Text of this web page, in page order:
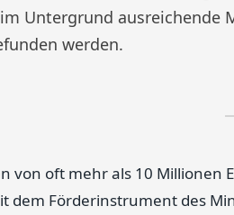
Untergrund ausreichende
werden.
von oft mehr als 10 Millionen
dem Förderinstrument des